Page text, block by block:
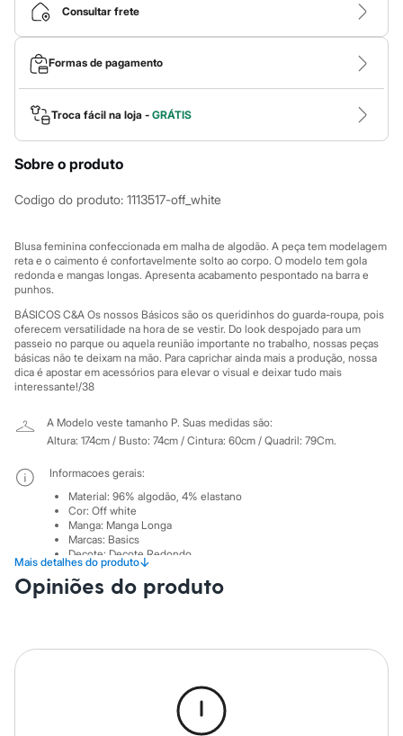
Bolsas
Bonés e Chapéus
Bijoux
Cintos
Óculos
Relógios
Calçados
Botas
Chinelos
Rasteirinhas
Sandálias
Sapatilhas
Tênis
City
Clock House
Mindset
Sawary
Yessica
Moda esportiva
Acessórios
Blusas
Calçados
Leggings
Tops
Moda íntima
Calcinhas
Cintas e Modeladores
Meias
Pijamas
Sutiãs e Tops
Moda praia
Biquínis
Maiôs
Saídas de praia
Personagens
Casacos e Jaquetas
Consultar frete
Formas de pagamento
Troca fácil na loja - GRÁTIS
Sobre o produto
Codigo do produto: 1113517-off_white
Blusa feminina confeccionada em malha de algodão. A peça tem modelagem
reta e o caimento é confortavelmente solto ao corpo. O modelo tem gola
redonda e mangas longas. Apresenta acabamento pespontado na barra e
punhos.
BÁSICOS C&A Os nossos Básicos são os queridinhos do guarda-roupa, pois
oferecem versatilidade na hora de se vestir. Do look despojado para um
passeio no parque ou aquela reunião importante no trabalho, nossas peças
básicas não te deixam na mão. Para caprichar ainda mais a produção, nossa
dica é apostar em acessórios para elevar o visual e deixar tudo mais
interessante!/38
A Modelo veste tamanho P. Suas medidas são:
Altura: 174cm / Busto: 74cm / Cintura: 60cm / Quadril: 79Cm.
Mais detalhes do produto↓
Informacoes gerais:
Material: 96% algodão, 4% elastano
Cor: Off white
Manga: Manga Longa
Marcas: Basics
Decote: Decote Redondo
Tipo: Blusa
Gênero Feminino
Não alvejar.
Passar em temperatura mínima.
Opiniões do produto